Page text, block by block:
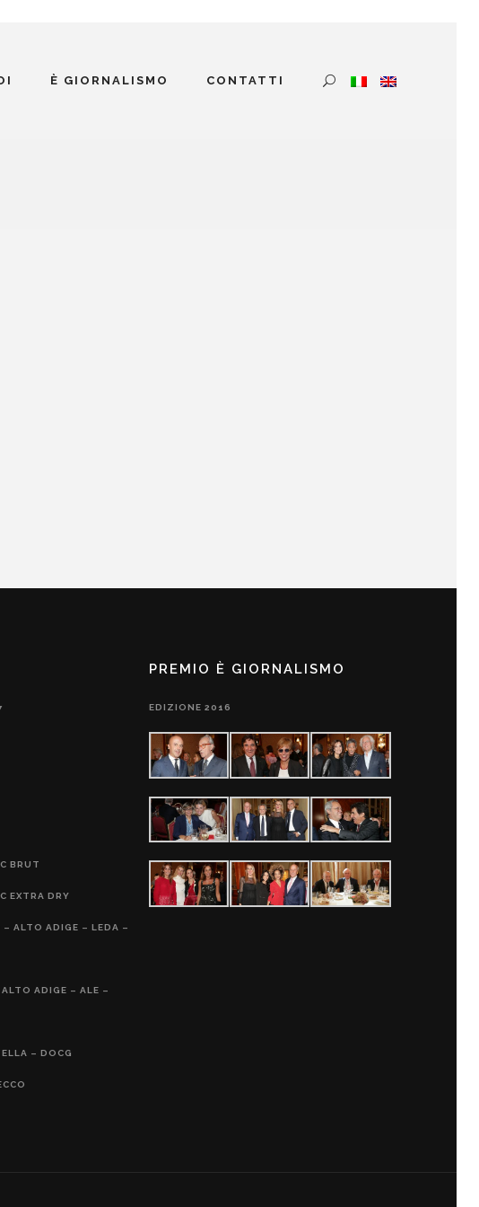
È GIORNALISMO CONTATTI
BRUT
EXTRA DRY
ALTO ADIGE – LEDA –
ADIGE – ALE –
– DOCG
PREMIO È GIORNALISMO
EDIZIONE 2016